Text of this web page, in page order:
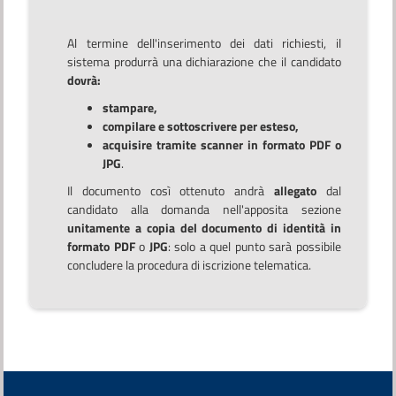
Al termine dell'inserimento dei dati richiesti, il
sistema produrrà una dichiarazione che il candidato
dovrà:
stampare,
compilare e sottoscrivere per esteso,
acquisire tramite scanner in formato PDF o
JPG.
Il documento così ottenuto andrà allegatodal
candidato alla domanda nell'apposita sezione
unitamente a copia del documento di identità in
formato PDFo JPG: solo a quel punto sarà possibile
concludere la procedura di iscrizione telematica.